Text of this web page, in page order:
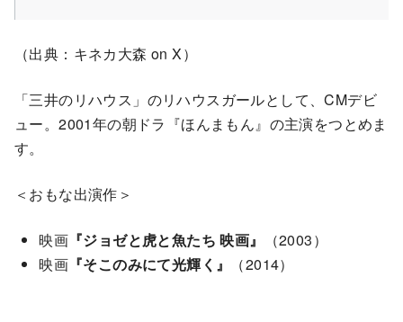
（出典：キネカ大森 on X）
「三井のリハウス」のリハウスガールとして、CMデビ
ュー。2001年の朝ドラ『ほんまもん』の主演をつとめま
す。
＜おもな出演作＞
映画 『ジョゼと虎と魚たち 映画』
（2003）
映画 『そこのみにて光輝く』 （2014）